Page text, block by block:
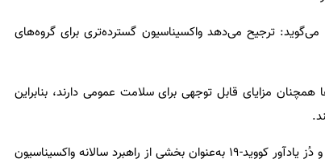
می‌گوید: ترجیح می‌دهد واکسیناسیون گسترده‌تری برای گروه‌های
مزایای قابل توجهی برای سلامت عمومی دارند، بنابراین
در بسیاری از کشورها از جمله آلمان و بریتانیا، عرضه‌ واکسن و دُز یادآور کووید-۱۹ به‌عنوان بخشی از راهبرد سالانه‌ واکسیناسیون